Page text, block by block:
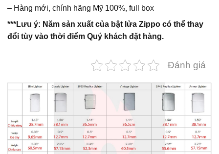
– Hàng mới, chính hãng Mỹ 100%, full box
***Lưu ý: Năm sản xuất của bật lửa Zippo có thể thay
đổi tùy vào thời điểm Quý khách đặt hàng.
Đánh giá